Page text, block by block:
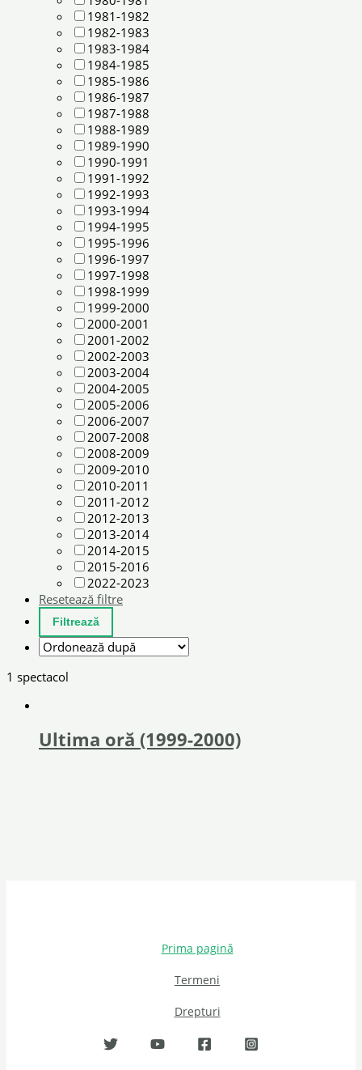
1981-1982
1982-1983
1983-1984
1984-1985
1985-1986
1986-1987
1987-1988
1988-1989
1989-1990
1990-1991
1991-1992
1992-1993
1993-1994
1994-1995
1995-1996
1996-1997
1997-1998
1998-1999
1999-2000
2000-2001
2001-2002
2002-2003
2003-2004
2004-2005
2005-2006
2006-2007
2007-2008
2008-2009
2009-2010
2010-2011
2011-2012
2012-2013
2013-2014
2014-2015
2015-2016
2022-2023
Resetează filtre
1 spectacol
Ultima oră (1999-2000)
Prima pagină
Termeni
Drepturi